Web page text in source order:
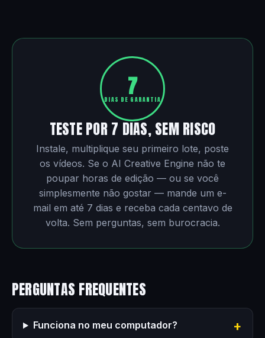
7
DIAS DE GARANTIA
TESTE POR 7 DIAS, SEM RISCO
Instale, multiplique seu primeiro lote, poste
os vídeos. Se o AI Creative Engine não te
poupar horas de edição — ou se você
simplesmente não gostar — mande um e-
mail em até 7 dias e receba cada centavo de
volta. Sem perguntas, sem burocracia.
PERGUNTAS FREQUENTES
Funciona no meu computador?